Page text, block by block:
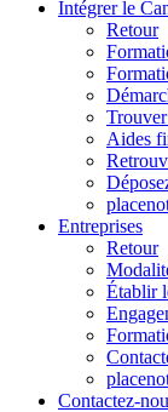
Intégrer le
Retour
Aides
Entreprises
Retour
Établir
Contactez-